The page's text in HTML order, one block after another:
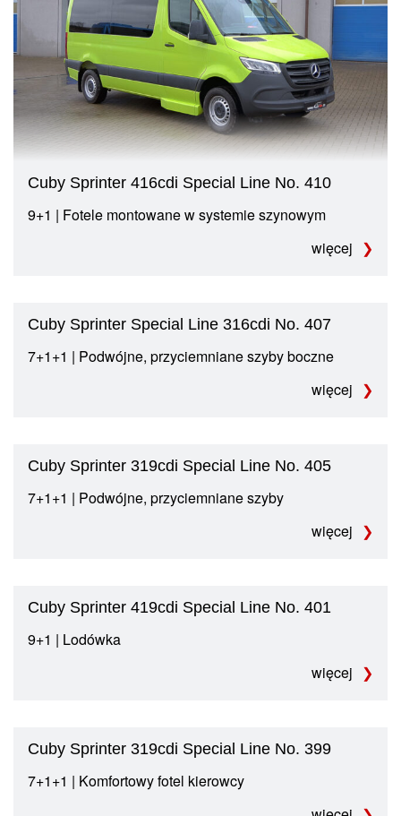
Cuby Sprinter 416cdi Special Line No. 410
9+1 | Fotele montowane w systemie szynowym
więcej
Cuby Sprinter Special Line 316cdi No. 407
7+1+1 | Podwójne, przyciemniane szyby boczne
więcej
Cuby Sprinter 319cdi Special Line No. 405
7+1+1 | Podwójne, przyciemniane szyby
więcej
Cuby Sprinter 419cdi Special Line No. 401
9+1 | Lodówka
więcej
Cuby Sprinter 319cdi Special Line No. 399
7+1+1 | Komfortowy fotel kierowcy